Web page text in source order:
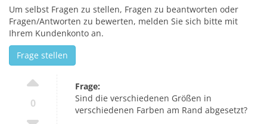
Um selbst Fragen zu stellen, Fragen zu beantworten oder
Fragen/Antworten zu bewerten, melden Sie sich bitte mit
Ihrem Kundenkonto an.
Frage stellen
0
Frage:
Sind die verschiedenen Größen in
verschiedenen Farben am Rand abgesetzt?